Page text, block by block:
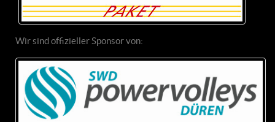
Wir sind offizieller Sponsor von: